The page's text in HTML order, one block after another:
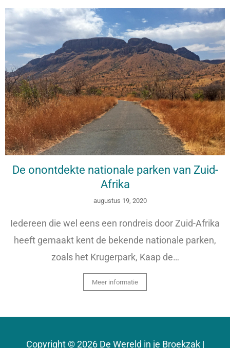
De onontdekte nationale parken van Zuid-
Afrika
augustus 19, 2020
Iedereen die wel eens een rondreis door Zuid-Afrika
heeft gemaakt kent de bekende nationale parken,
zoals het Krugerpark, Kaap de…
Meer informatie
Copyright © 2026 De Wereld in je Broekzak |